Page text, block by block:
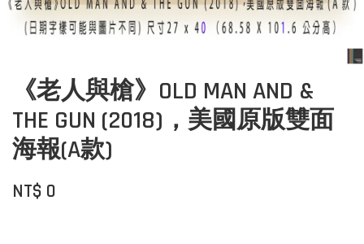
《老人與槍》OLD MAN AND &
THE GUN (2018)，美國原版雙面
海報(A款)
NT$ 0